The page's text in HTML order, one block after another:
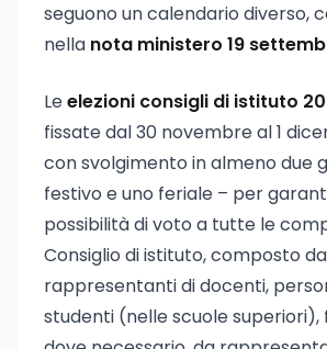
seguono un calendario diverso,
nella nota ministero 19
Leelezioni consigli di istituto
fissate dal 30 novembre al 1
con svolgimento in almeno due
festivo e uno feriale – per
possibilità di voto a tutte le
Consiglio di istituto, composto da
rappresentanti di docenti,
studenti (nelle scuole superiori),